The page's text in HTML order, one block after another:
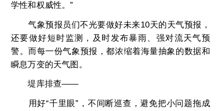
学性和权威性。”
气象预报员们不光要做好未来10天的天气预报，
还要做好短时监测，及时发布暴雨、强对流天气预
警。而每一份气象预报，都浓缩着海量抽象的数据和
瞬息万变的天气图。
堤库排查——
用好“千里眼”，不间断巡查，避免把小问题拖成